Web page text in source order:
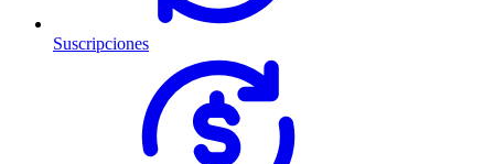
Suscripciones